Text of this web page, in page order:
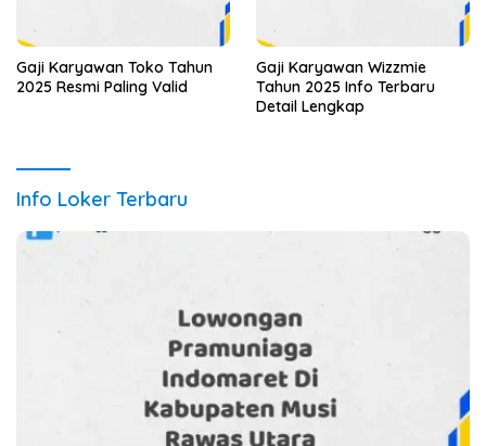
Gaji Karyawan Toko Tahun
2025 Resmi Paling Valid
Gaji Karyawan Wizzmie
Tahun 2025 Info Terbaru
Detail Lengkap
Info Loker Terbaru